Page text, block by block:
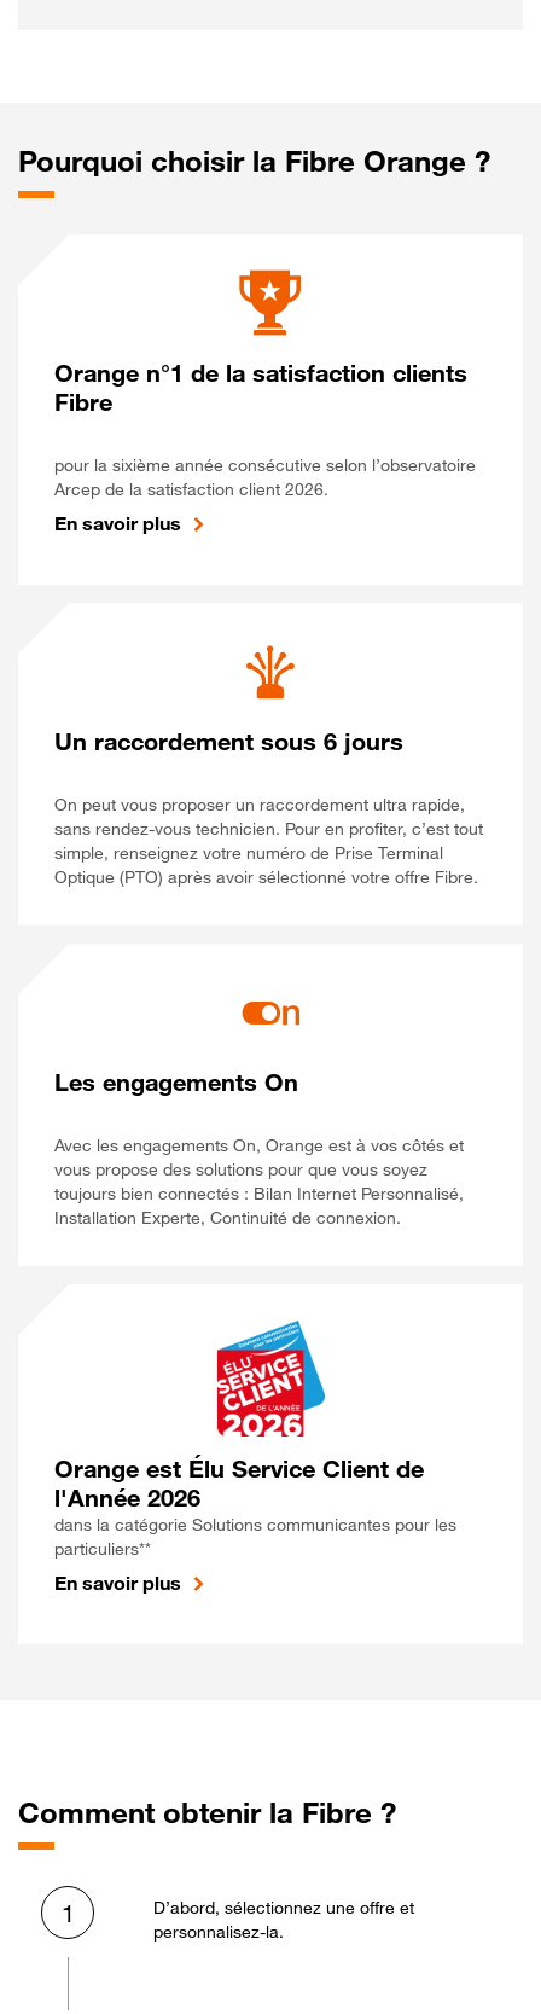
Pourquoi choisir la Fibre Orange ?
Orange n°1 de la satisfaction clients
Fibre
pour la sixième année consécutive selon l’observatoire
Arcep de la satisfaction client 2026.
En savoir plus
Un raccordement sous 6 jours
On peut vous proposer un raccordement ultra rapide,
sans rendez-vous technicien. Pour en profiter, c’est tout
simple, renseignez votre numéro de Prise Terminal
Optique (PTO) après avoir sélectionné votre offre Fibre.
Les engagements On
Avec les engagements On, Orange est à vos côtés et
vous propose des solutions pour que vous soyez
toujours bien connectés : Bilan Internet Personnalisé,
Installation Experte, Continuité de connexion.
Orange est Élu Service Client de
l'Année 2026
dans la catégorie Solutions communicantes pour les
particuliers**
En savoir plus
Comment obtenir la Fibre ?
1
D’abord, sélectionnez une offre et
personnalisez-la.